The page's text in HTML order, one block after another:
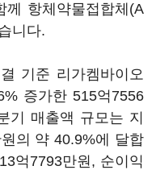
께 항체약물접합체(A
니다.
기준 리가켐바이오
증가한 515억7556
기 매출액 규모는 지
의 약 40.9%에 달합
억7793만원, 순이익